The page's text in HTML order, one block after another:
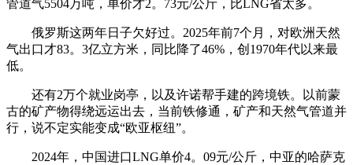
管道气5504万吨，单价才2。73元/公斤，比LNG省太多。
俄罗斯这两年日子欠好过。2025年前7个月，对欧洲天然
气出口才83。3亿立方米，同比降了46%，创1970年代以来最
低。
还有2万个就业岗亭，以及许诺帮手建的跨境铁。以前蒙
古的矿产物得绕远运出去，当前铁修通，矿产和天然气管道并
行，说不定实能变成“欧亚枢纽”。
2024年，中国进口LNG单价4。09元/公斤，中亚的哈萨克